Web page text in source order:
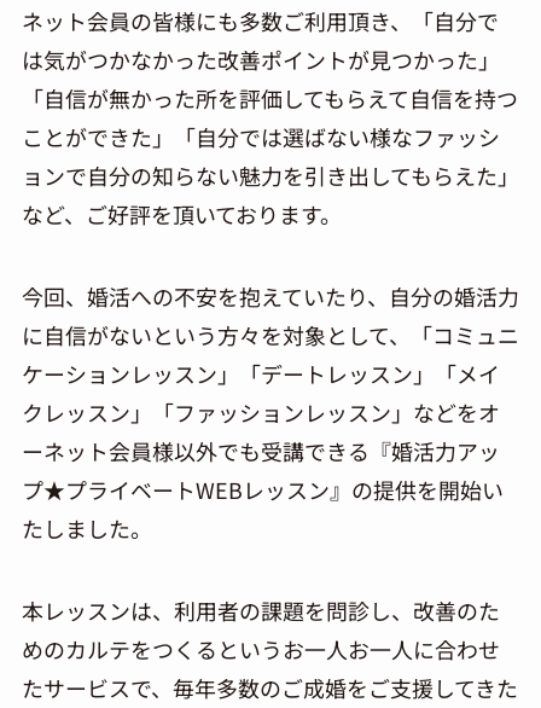
ネット会員の皆様にも多数ご利用頂き、「自分で
は気がつかなかった改善ポイントが見つかった」
「自信が無かった所を評価してもらえて自信を持つ
ことができた」「自分では選ばない様なファッシ
ョンで自分の知らない魅力を引き出してもらえた」
など、ご好評を頂いております。
今回、婚活への不安を抱えていたり、自分の婚活力
に自信がないという方々を対象として、「コミュニ
ケーションレッスン」「デートレッスン」「メイ
クレッスン」「ファッションレッスン」などをオ
ーネット会員様以外でも受講できる『婚活力アッ
プ★プライベートWEBレッスン』の提供を開始い
たしました。
本レッスンは、利用者の課題を問診し、改善のた
めのカルテをつくるというお一人お一人に合わせ
たサービスで、毎年多数のご成婚をご支援してきた